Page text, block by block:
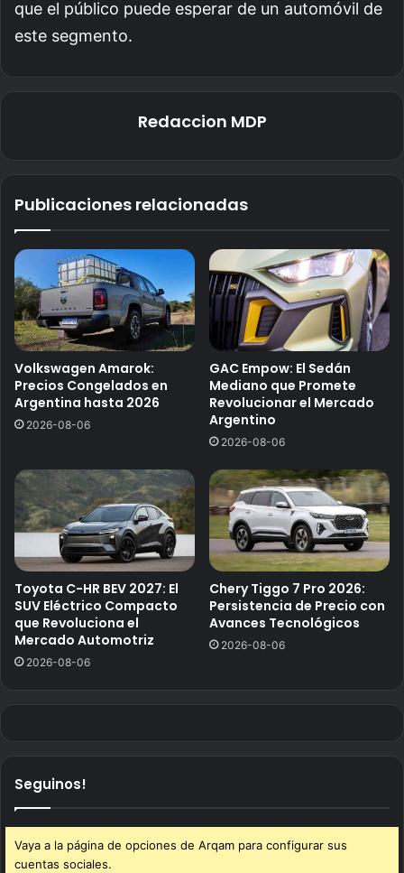
que el público puede esperar de un automóvil de
este segmento.
Redaccion MDP
Publicaciones relacionadas
Volkswagen Amarok:
Precios Congelados en
Argentina hasta 2026
2026-08-06
GAC Empow: El Sedán
Mediano que Promete
Revolucionar el Mercado
Argentino
2026-08-06
Toyota C-HR BEV 2027: El
SUV Eléctrico Compacto
que Revoluciona el
Mercado Automotriz
2026-08-06
Chery Tiggo 7 Pro 2026:
Persistencia de Precio con
Avances Tecnológicos
2026-08-06
Seguinos!
Vaya a la página de opciones de Arqam para configurar sus
cuentas sociales.